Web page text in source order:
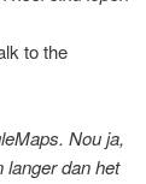
to the
Nou ja,
langer dan het